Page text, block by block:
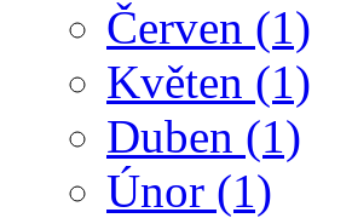
Červen (1)
Květen (1)
Duben (1)
Únor (1)